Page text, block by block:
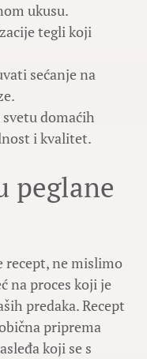
ukusu.
tegli koji
sećanje na
domaćih
i kvalitet.
peglane
recept, ne mislimo
na proces koji je
predaka. Recept
priprema
koji se s